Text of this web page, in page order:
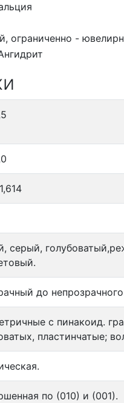
ограниченно -
серый,
до
с пинакоид.
пластинчатые;
по (010) и (001).